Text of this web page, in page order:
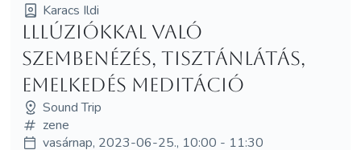
Karacs Ildi
lllúziókkal való
szembenézés, tisztánlátás,
emelkedés meditáció
Sound Trip
zene
vasárnap, 2023-06-25., 10:00 - 11:30